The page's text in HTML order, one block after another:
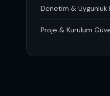
Denetim & Uygunluk
Proje & Kurulum